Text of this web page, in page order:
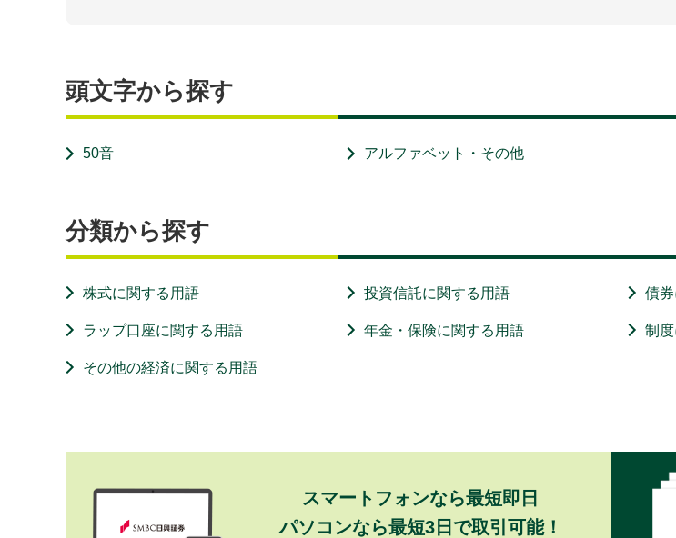
頭文字から探す
50音 アルファベット・その他
分類から探す
株式に関する用語 投資信託に関する用語 債
ラップ口座に関する用語 年金・保険に関する用語 制
その他の経済に関する用語
スマートフォンなら最短即日
パソコンなら最短3日で取引可能！